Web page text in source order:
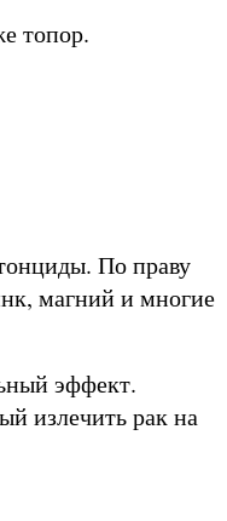
топор.
По праву
магний и многие
эффект.
излечить рак на